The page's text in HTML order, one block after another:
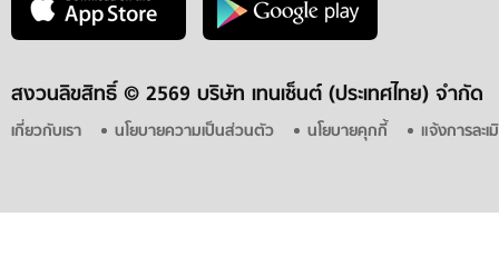
สงวนลิขสิทธิ์ © 2569 บริษัท เทนเซ็นต์ (ประเทศไทย) จำกัด
เกี่ยวกับเรา นโยบายความเป็นส่วนตัว นโยบายคุกกี้ แจ้งการละ